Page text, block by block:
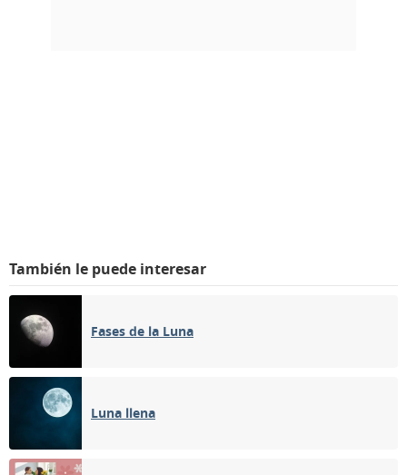
También le puede interesar
Fases de la Luna
Luna llena